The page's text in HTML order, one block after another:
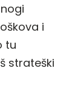
i
tu
strateški